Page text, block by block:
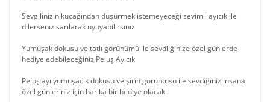
Sevgilinizin kucağından düşürmek istemeyeceği sevimli ayıcık ile
dilerseniz sarılarak uyuyabilirsiniz
Yumuşak dokusu ve tatlı görünümü ile sevdiiğinize özel günlerde
hediye edebileceğiniz Peluş Ayıcık
Peluş ayı yumuşacık dokusu ve şirin görüntüsü ile sevdiğiniz insana
özel günleriniz için harika bir hediye olacak.